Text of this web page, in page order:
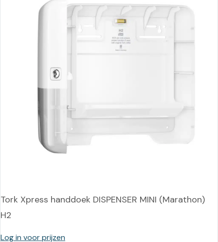
Tork Xpress handdoek DISPENSER MINI (Marathon)
H2
Log in voor prijzen